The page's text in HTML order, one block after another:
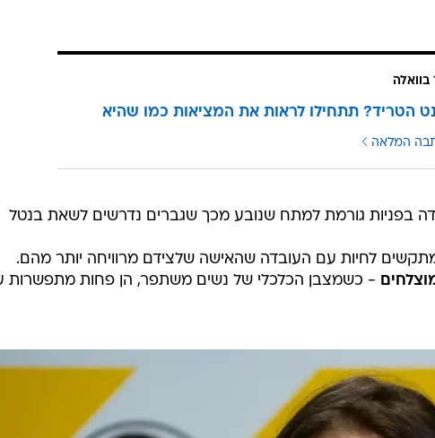
בוואלה
הטריד? תתחילו לראות את המציאות כמו שהיא
המלאה
בפניות גורמת למתח שנובע מכך שגברים נדרשים לשאת בנטל
לחיות עם העובדה שהאישה שלצידם מרוויחה יותר מהם.
- כשמצבן הכלכלי של נשים משתפר, הן פחות מתפשרות